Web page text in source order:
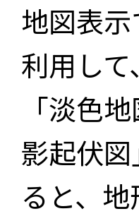
地図表
利用し
「淡色
影起伏
ると、